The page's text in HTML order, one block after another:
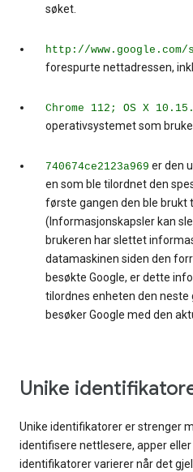
søket.
http://www.google.com/
forespurte nettadressen,
Chrome 112; OS X
operativsystemet som
740674ce2123a969 er den
en som ble tilordnet den
første gangen den ble brukt
(Informasjonskapsler kan
brukeren har slettet
datamaskinen siden den
besøkte Google, er dette
tilordnes enheten den
besøker Google med den
Unike
Unike identifikatorer er strenger
identifisere nettlesere, apper
identifikatorer varierer når det